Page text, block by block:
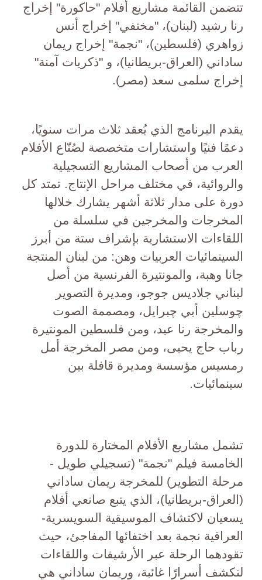
تتضمن القائمة مشاريع أفلام "حاكورة" إخراج
رنا رشيد (لبنان)، "مختفي" إخراج أنس
زواهري (فلسطين)، "نجمة" إخراج ريمان
ساداني (العراق-بريطانيا)، و "ذكريات آمنة"
إخراج سلمى سعد (مصر).
يقدم البرنامج الذي يُعقد ثلاث مرات سنويًا،
دعمًا فنيًا واستشارات متخصصة لصُنّاع الأفلام
العرب من أصحاب المشاريع التسجيلية
والروائية، في مختلف مراحل الإنتاج. تمتد كل
دورة على مدار ثلاثة أشهر يشارك خلالها
المخرجات والمخرجين في سلسلة من
اللقاءات الاستشارية بإشراف ستة من أبرز
السينمائيات العربيات وهن: من لبنان المنتجة
جانا وهبة، والمونتيرة الفرنسية من أصل
لبناني جلاديس جوجو، ومديرة التصوير
چوسلين أبي چبرايل، ومصممة الصوت
والمخرجة رنا عيد، ومن فلسطين المونتيرة
رباب حاج يحيى، ومن مصر المخرجة أمل
رمسيس مؤسسة ومديرة قافلة بين
سينمائيات.
تشمل مشاريع الأفلام المختارة للدورة
الخامسة فيلم "نجمة" (تسجيلي طويل -
مرحلة التطوير) للمخرجة ريمان ساداني
(العراق-بريطانيا)، الذي يتبع صانعي أفلام
يسعيان لاكتشاف الموسيقية السويسرية-
العراقية نجمة بعد اختفائها المفاجئ، حيث
تقودهما الرحلة عبر الأرشيفات واللقاءات
لتكشف أسرارًا غائبة، وريمان ساداني هي